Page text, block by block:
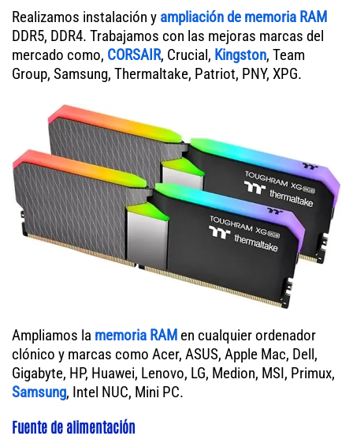
Realizamos instalación y ampliación de memoria RAM
DDR5, DDR4. Trabajamos con las mejoras marcas del
mercado como, CORSAIR, Crucial, Kingston, Team
Group, Samsung, Thermaltake, Patriot, PNY, XPG.
Ampliamos la memoria RAM en cualquier ordenador
clónico y marcas como Acer, ASUS, Apple Mac, Dell,
Gigabyte, HP, Huawei, Lenovo, LG, Medion, MSI, Primux,
Samsung, Intel NUC, Mini PC.
Fuente de alimentación